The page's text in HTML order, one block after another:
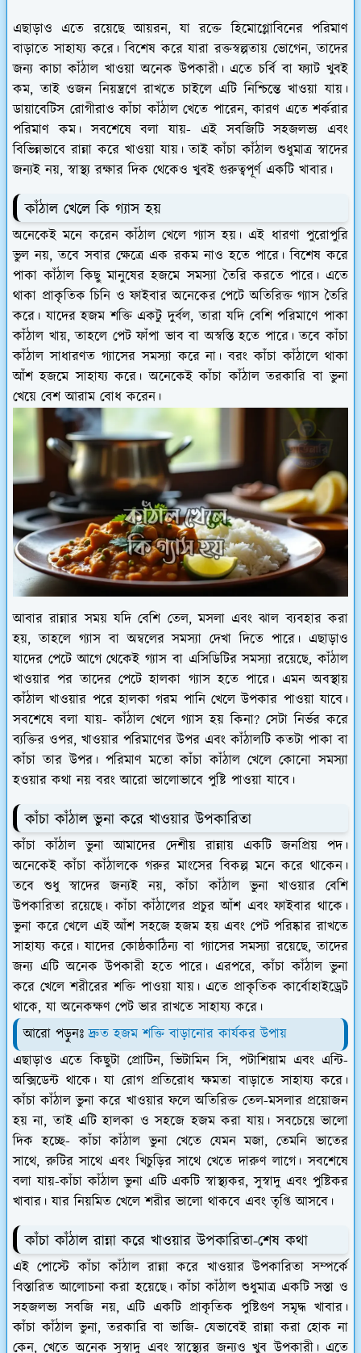
এছাড়াও এতে রয়েছে আয়রন, যা রক্তে হিমোগ্লোবিনের পরিমাণ
বাড়াতে সাহায্য করে। বিশেষ করে যারা রক্তস্বল্পতায় ভোগেন, তাদের
জন্য কাচা কাঁঠাল খাওয়া অনেক উপকারী। এতে চর্বি বা ফ্যাট খুবই
কম, তাই ওজন নিয়ন্ত্রণে রাখতে চাইলে এটি নিশ্চিন্তে খাওয়া যায়।
ডায়াবেটিস রোগীরাও কাঁচা কাঁঠাল খেতে পারেন, কারণ এতে শর্করার
পরিমাণ কম। সবশেষে বলা যায়- এই সবজিটি সহজলভ্য এবং
বিভিন্নভাবে রান্না করে খাওয়া যায়। তাই কাঁচা কাঁঠাল শুধুমাত্র স্বাদের
জন্যই নয়, স্বাস্থ্য রক্ষার দিক থেকেও খুবই গুরুত্বপূর্ণ একটি খাবার।
কাঁঠাল খেলে কি গ্যাস হয়
অনেকেই মনে করেন কাঁঠাল খেলে গ্যাস হয়। এই ধারণা পুরোপুরি
ভুল নয়, তবে সবার ক্ষেত্রে এক রকম নাও হতে পারে। বিশেষ করে
পাকা কাঁঠাল কিছু মানুষের হজমে সমস্যা তৈরি করতে পারে। এতে
থাকা প্রাকৃতিক চিনি ও ফাইবার অনেকের পেটে অতিরিক্ত গ্যাস তৈরি
করে। যাদের হজম শক্তি একটু দুর্বল, তারা যদি বেশি পরিমাণে পাকা
কাঁঠাল খায়, তাহলে পেট ফাঁপা ভাব বা অস্বস্তি হতে পারে। তবে কাঁচা
কাঁঠাল সাধারণত গ্যাসের সমস্যা করে না। বরং কাঁচা কাঁঠালে থাকা
আঁশ হজমে সাহায্য করে। অনেকেই কাঁচা কাঁঠাল তরকারি বা ভুনা
খেয়ে বেশ আরাম বোধ করেন।
আবার রান্নার সময় যদি বেশি তেল, মসলা এবং ঝাল ব্যবহার করা
হয়, তাহলে গ্যাস বা অম্বলের সমস্যা দেখা দিতে পারে। এছাড়াও
যাদের পেটে আগে থেকেই গ্যাস বা এসিডিটির সমস্যা রয়েছে, কাঁঠাল
খাওয়ার পর তাদের পেটে হালকা গ্যাস হতে পারে। এমন অবস্থায়
কাঁঠাল খাওয়ার পরে হালকা গরম পানি খেলে উপকার পাওয়া যাবে।
সবশেষে বলা যায়- কাঁঠাল খেলে গ্যাস হয় কিনা? সেটা নির্ভর করে
ব্যক্তির ওপর, খাওয়ার পরিমাণের উপর এবং কাঁঠালটি কতটা পাকা বা
কাঁচা তার উপর। পরিমাণ মতো কাঁচা কাঁঠাল খেলে কোনো সমস্যা
হওয়ার কথা নয় বরং আরো ভালোভাবে পুষ্টি পাওয়া যাবে।
কাঁচা কাঁঠাল ভুনা করে খাওয়ার উপকারিতা
কাঁচা কাঁঠাল ভুনা আমাদের দেশীয় রান্নায় একটি জনপ্রিয় পদ।
অনেকেই কাঁচা কাঁঠালকে গরুর মাংসের বিকল্প মনে করে থাকেন।
তবে শুধু স্বাদের জন্যই নয়, কাঁচা কাঁঠাল ভুনা খাওয়ার বেশি
উপকারিতা রয়েছে। কাঁচা কাঁঠালের প্রচুর আঁশ এবং ফাইবার থাকে।
ভুনা করে খেলে এই আঁশ সহজে হজম হয় এবং পেট পরিষ্কার রাখতে
সাহায্য করে। যাদের কোষ্ঠকাঠিন্য বা গ্যাসের সমস্যা রয়েছে, তাদের
জন্য এটি অনেক উপকারী হতে পারে। এরপরে, কাঁচা কাঁঠাল ভুনা
করে খেলে শরীরের শক্তি পাওয়া যায়। এতে প্রাকৃতিক কার্বোহাইড্রেট
থাকে, যা অনেকক্ষণ পেট ভার রাখতে সাহায্য করে।
আরো পড়ুনঃদ্রুত হজম শক্তি বাড়ানোর কার্যকর উপায়
এছাড়াও এতে কিছুটা প্রোটিন, ভিটামিন সি, পটাশিয়াম এবং এন্টি-
অক্সিডেন্ট থাকে। যা রোগ প্রতিরোধ ক্ষমতা বাড়াতে সাহায্য করে।
কাঁচা কাঁঠাল ভুনা করে খাওয়ার ফলে অতিরিক্ত তেল-মসলার প্রয়োজন
হয় না, তাই এটি হালকা ও সহজে হজম করা যায়। সবচেয়ে ভালো
দিক হচ্ছে- কাঁচা কাঁঠাল ভুনা খেতে যেমন মজা, তেমনি ভাতের
সাথে, রুটির সাথে এবং খিচুড়ির সাথে খেতে দারুণ লাগে। সবশেষে
বলা যায়-কাঁচা কাঁঠাল ভুনা এটি একটি স্বাস্থ্যকর, সুস্বাদু এবং পুষ্টিকর
খাবার। যার নিয়মিত খেলে শরীর ভালো থাকবে এবং তৃপ্তি আসবে।
কাঁচা কাঁঠাল রান্না করে খাওয়ার উপকারিতা-শেষ কথা
এই পোস্টে কাঁচা কাঁঠাল রান্না করে খাওয়ার উপকারিতা সম্পর্কে
বিস্তারিত আলোচনা করা হয়েছে। কাঁচা কাঁঠাল শুধুমাত্র একটি সস্তা ও
সহজলভ্য সবজি নয়, এটি একটি প্রাকৃতিক পুষ্টিগুণ সমৃদ্ধ খাবার।
কাঁচা কাঁঠাল ভুনা, তরকারি বা ভাজি- যেভাবেই রান্না করা হোক না
কেন, খেতে অনেক সুস্বাদু এবং স্বাস্থ্যের জন্যও খুব উপকারী। এতে